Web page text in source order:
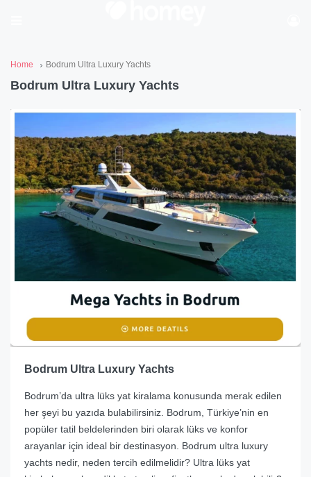
Home Bodrum Ultra Luxury Yachts
Bodrum Ultra Luxury Yachts
Bodrum Ultra Luxury Yachts
Bodrum’da ultra lüks yat kiralama konusunda merak edilen
her şeyi bu yazıda bulabilirsiniz. Bodrum, Türkiye’nin en
popüler tatil beldelerinden biri olarak lüks ve konfor
arayanlar için ideal bir destinasyon. Bodrum ultra luxury
yachts nedir, neden tercih edilmelidir? Ultra lüks yat